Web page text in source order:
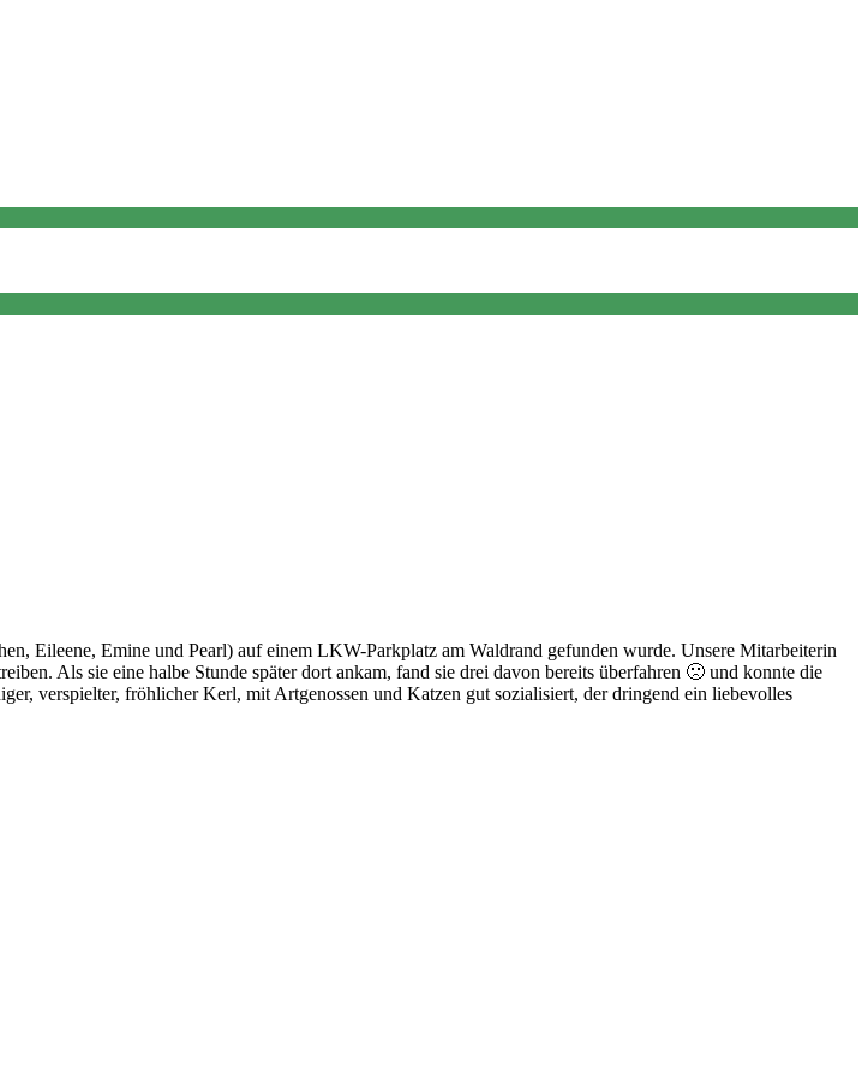
Eileene, Emine und Pearl) auf einem LKW-Parkplatz am Waldrand gefunden wurde. Unsere Mitarbeiterin
Als sie eine halbe Stunde später dort ankam, fand sie drei davon bereits überfahren 🙁 und konnte die
verspielter, fröhlicher Kerl, mit Artgenossen und Katzen gut sozialisiert, der dringend ein liebevolles